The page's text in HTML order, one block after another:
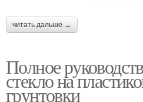
читать дальше →
Полное
стекло на
грунтовки